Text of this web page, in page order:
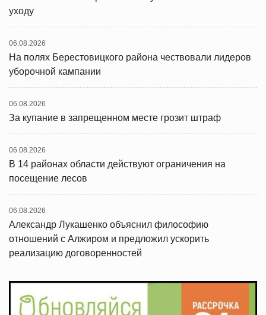
уходу
06.08.2026
На полях Берестовицкого района чествовали лидеров
уборочной кампании
06.08.2026
За купание в запрещенном месте грозит штраф
06.08.2026
В 14 районах области действуют ограничения на
посещение лесов
06.08.2026
Александр Лукашенко объяснил философию
отношений с Алжиром и предложил ускорить
реализацию договоренностей